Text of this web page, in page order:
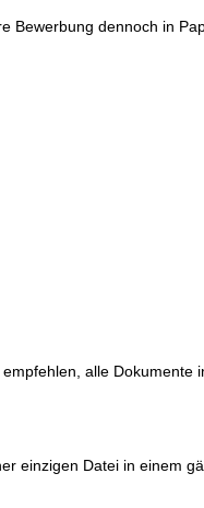
Bewerbung dennoch in
alle Dokumente
einzigen Datei in einem